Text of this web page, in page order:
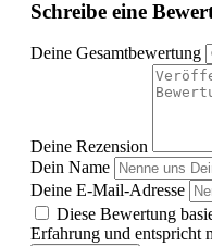
Schreibe eine
Deine Gesamtbewertung
Deine Rezension
Dein Name
Deine E-Mail-Adresse
Diese Bewertung
Erfahrung und entspricht